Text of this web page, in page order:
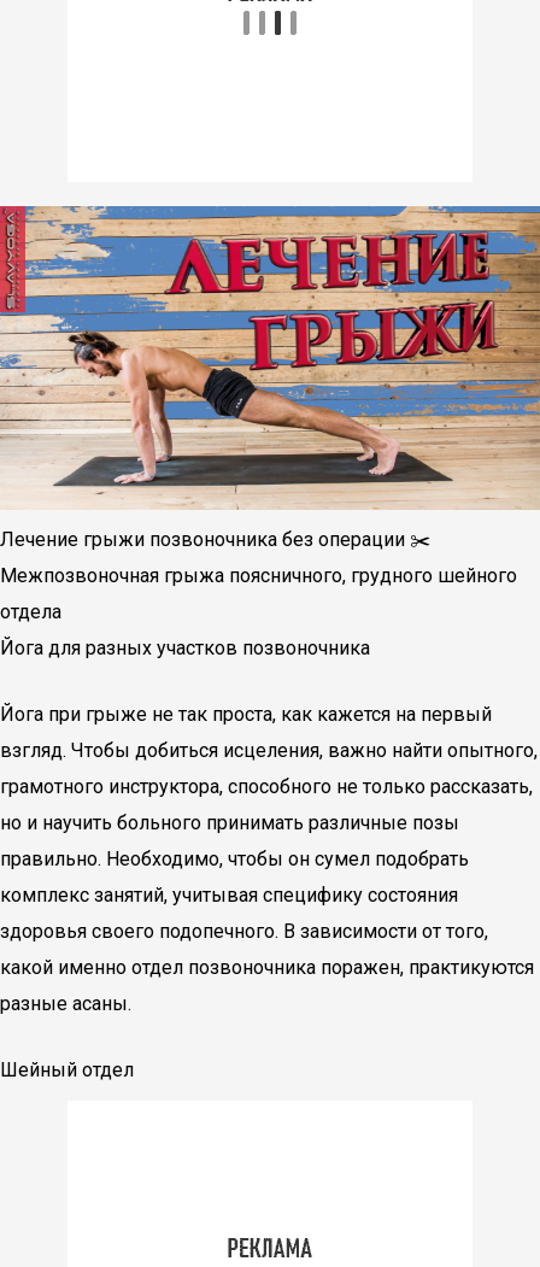
Лечение грыжи позвоночника без операции ✂️
Межпозвоночная грыжа поясничного, грудного шейного
отдела
Йога для разных участков позвоночника
Йога при грыже не так проста, как кажется на первый
взгляд. Чтобы добиться исцеления, важно найти опытного,
грамотного инструктора, способного не только рассказать,
но и научить больного принимать различные позы
правильно. Необходимо, чтобы он сумел подобрать
комплекс занятий, учитывая специфику состояния
здоровья своего подопечного. В зависимости от того,
какой именно отдел позвоночника поражен, практикуются
разные асаны.
Шейный отдел